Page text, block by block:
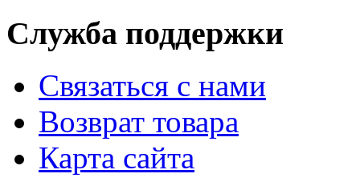
Служба поддержки
Связаться с нами
Возврат товара
Карта сайта